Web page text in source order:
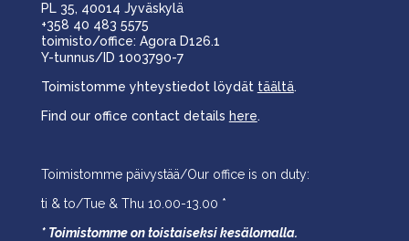
PL 35, 40014 Jyväskylä
+358 40 483 5575
toimisto/office: Agora D126.1
Y-tunnus/ID 1003790-7
Toimistomme yhteystiedot löydät täältä.
Find our office contact details here.
Toimistomme päivystää/Our office is on duty:
ti & to/Tue & Thu 10.00-13.00 *
* Toimistomme on toistaiseksi kesälomalla.